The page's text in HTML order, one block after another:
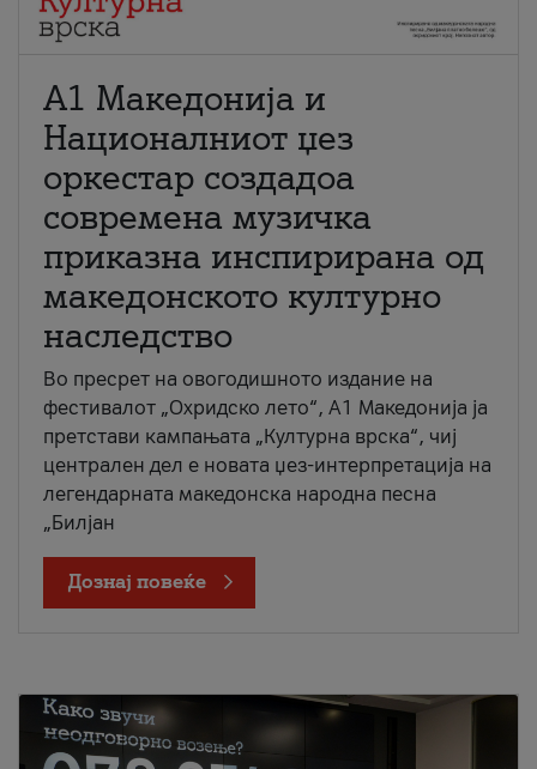
А1 Македонија и
Националниот џез
оркестар создадоа
современа музичка
приказна инспирирана од
македонското културно
наследство
Во пресрет на овогодишното издание на
фестивалот „Охридско лето“, А1 Македонија ја
претстави кампањата „Културна врска“, чиј
централен дел е новата џез-интерпретација на
легендарната македонска народна песна
„Билјан
Дознај повеќе